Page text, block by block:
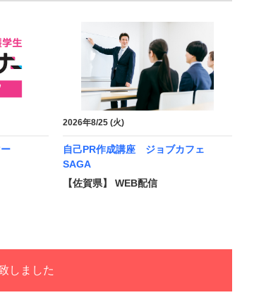
2026年8/25 (火)
自己PR作成講座 ジョブカフェ
SAGA
【佐賀県】 WEB配信
しました